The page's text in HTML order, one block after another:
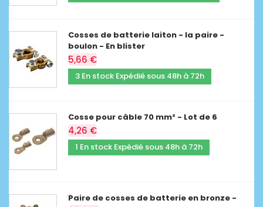
Cosses de batterie laiton - la paire -
boulon - En blister
5,66 €
3 En stock Expédié sous 48h à 72h
Cosse pour câble 70 mm² - Lot de 6
4,26 €
1 En stock Expédié sous 48h à 72h
Paire de cosses de batterie en bronze -